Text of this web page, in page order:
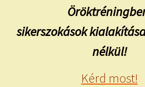
sikerszokások
nélkül!
Kérd most!